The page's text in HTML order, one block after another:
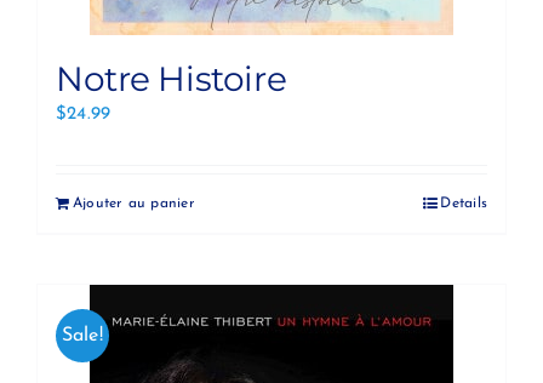
Notre Histoire
$24.99
Ajouter au panier Details
Sale!